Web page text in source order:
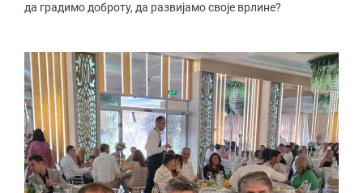
да градимо доброту, да развијамо своје врлине?